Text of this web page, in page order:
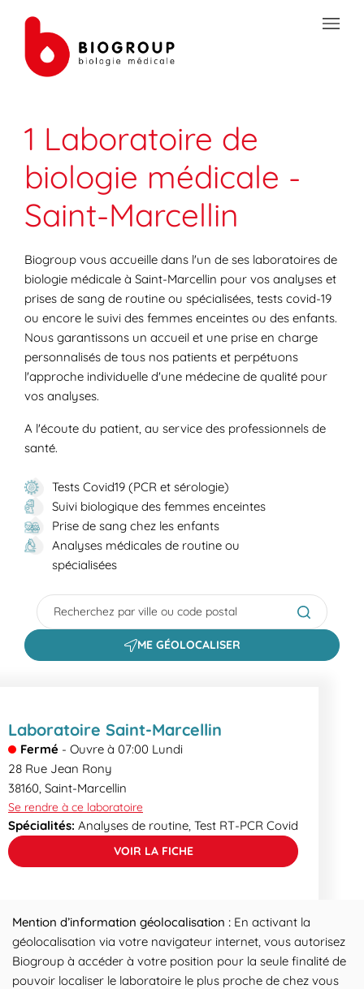
PRÉPAREZ VOS ANALYSES
LES SPÉCIALITÉS DE LA BIOLOGIE
VOTRE ESPACE PATIENT
1 Laboratoire de
biologie médicale -
Saint-Marcellin
Biogroup vous accueille dans l'un de ses laboratoires de
biologie médicale à Saint-Marcellin pour vos analyses et
prises de sang de routine ou spécialisées, tests covid-19
ou encore le suivi des femmes enceintes ou des enfants.
Nous garantissons un accueil et une prise en charge
personnalisés de tous nos patients et perpétuons
l'approche individuelle d'une médecine de qualité pour
vos analyses.
A l'écoute du patient, au service des professionnels de
santé.
Tests Covid19 (PCR et sérologie)
Suivi biologique des femmes enceintes
Prise de sang chez les enfants
Analyses médicales de routine ou
spécialisées
City, State/Province, Zip or City & Country
Submit a
ME GÉOLOCALISER
Laboratoire Saint-Marcellin
Fermé - Ouvre à 07:00 Lundi
28 Rue Jean Rony
38160, Saint-Marcellin
Se rendre à ce laboratoire
Spécialités: Analyses de routine, Test RT-PCR Covid
VOIR LA FICHE
Mention d’information géolocalisation : En activant la
géolocalisation via votre navigateur internet, vous autorisez
Biogroup à accéder à votre position pour la seule finalité de
pouvoir localiser le laboratoire le plus proche de chez vous